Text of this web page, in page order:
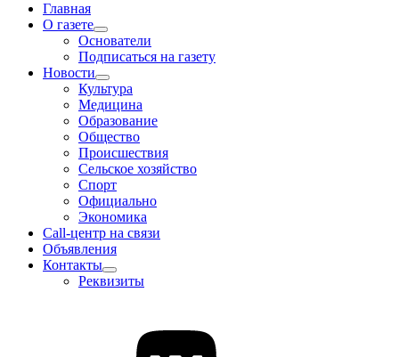
Главная
О газете
Основатели
Подписаться на газету
Новости
Культура
Медицина
Образование
Общество
Происшествия
Сельское хозяйство
Спорт
Официально
Экономика
Call-центр на связи
Объявления
Контакты
Реквизиты